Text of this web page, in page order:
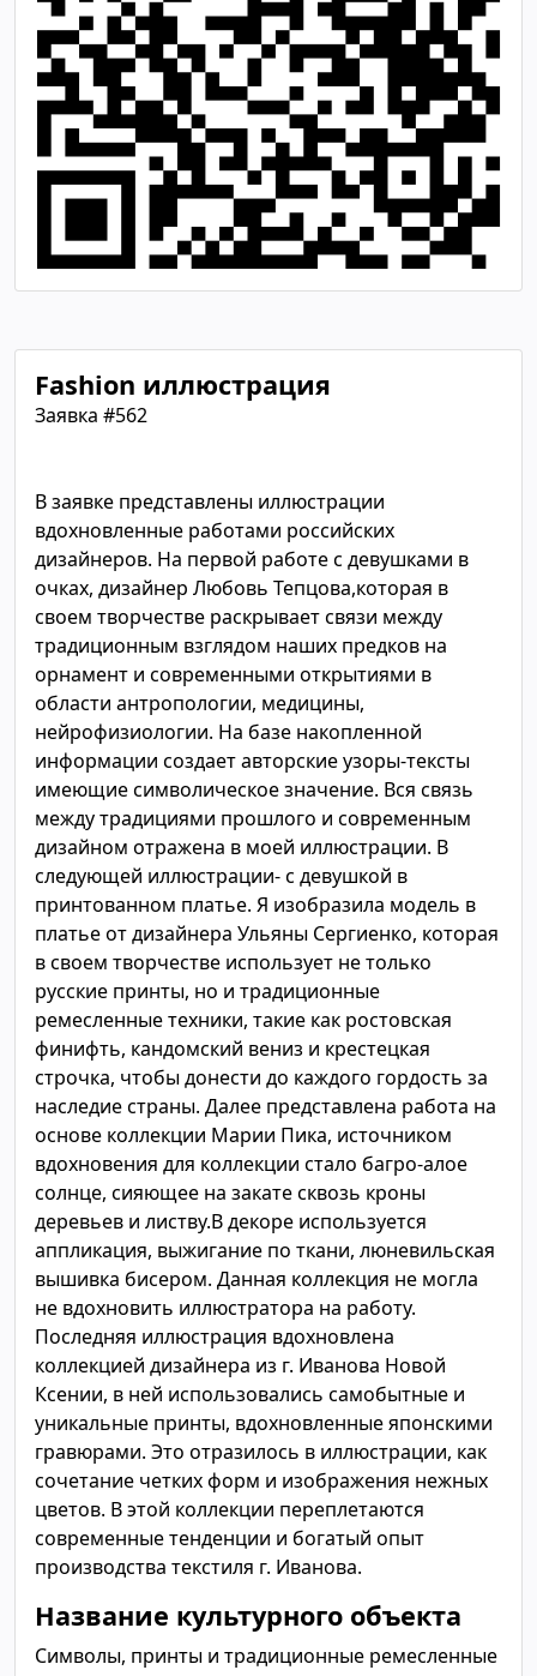
Fashion иллюстрация
Заявка #562
В заявке представлены иллюстрации
вдохновленные работами российских
дизайнеров. На первой работе с девушками в
очках, дизайнер Любовь Тепцова,которая в
своем творчестве раскрывает связи между
традиционным взглядом наших предков на
орнамент и современными открытиями в
области антропологии, медицины,
нейрофизиологии. На базе накопленной
информации создает авторские узоры-тексты
имеющие символическое значение. Вся связь
между традициями прошлого и современным
дизайном отражена в моей иллюстрации. В
следующей иллюстрации- с девушкой в
принтованном платье. Я изобразила модель в
платье от дизайнера Ульяны Сергиенко, которая
в своем творчестве использует не только
русские принты, но и традиционные
ремесленные техники, такие как ростовская
финифть, кандомский вениз и крестецкая
строчка, чтобы донести до каждого гордость за
наследие страны. Далее представлена работа на
основе коллекции Марии Пика, источником
вдохновения для коллекции стало багро-алое
солнце, сияющее на закате сквозь кроны
деревьев и листву.В декоре используется
аппликация, выжигание по ткани, люневильская
вышивка бисером. Данная коллекция не могла
не вдохновить иллюстратора на работу.
Последняя иллюстрация вдохновлена
коллекцией дизайнера из г. Иванова Новой
Ксении, в ней использовались самобытные и
уникальные принты, вдохновленные японскими
гравюрами. Это отразилось в иллюстрации, как
сочетание четких форм и изображения нежных
цветов. В этой коллекции переплетаются
современные тенденции и богатый опыт
производства текстиля г. Иванова.
Название культурного объекта
Символы, принты и традиционные ремесленные